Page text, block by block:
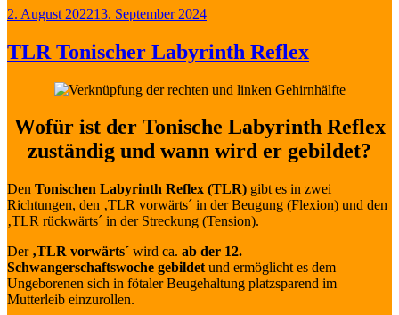
Veröffentlicht
2. August 202213. September 2024
TLR Tonischer Labyrinth Reflex
Wofür ist der Tonische Labyrinth Reflex
zuständig und wann wird er gebildet?
Den Tonischen Labyrinth Reflex (TLR) gibt es in zwei
Richtungen, den ‚TLR vorwärts´ in der Beugung (Flexion) und den
‚TLR rückwärts´ in der Streckung (Tension).
Der ‚TLR vorwärts´ wird ca. ab der 12.
Schwangerschaftswoche gebildet und ermöglicht es dem
Ungeborenen sich in fötaler Beugehaltung platzsparend im
Mutterleib einzurollen.